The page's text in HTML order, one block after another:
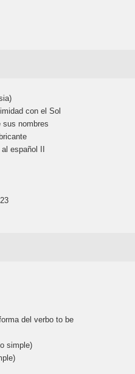
con el Sol
sus nombres
español II
del verbo to be
simple)